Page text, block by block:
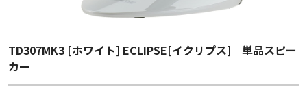
TD307MK3 [ホワイト] ECLIPSE[イクリプス] 単品スピー
カー